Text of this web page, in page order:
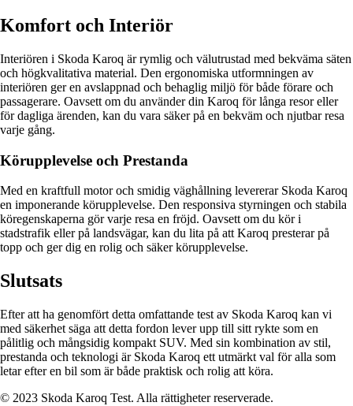
Komfort och Interiör
Interiören i Skoda Karoq är rymlig och välutrustad med bekväma säten
och högkvalitativa material. Den ergonomiska utformningen av
interiören ger en avslappnad och behaglig miljö för både förare och
passagerare. Oavsett om du använder din Karoq för långa resor eller
för dagliga ärenden, kan du vara säker på en bekväm och njutbar resa
varje gång.
Körupplevelse och Prestanda
Med en kraftfull motor och smidig väghållning levererar Skoda Karoq
en imponerande körupplevelse. Den responsiva styrningen och stabila
köregenskaperna gör varje resa en fröjd. Oavsett om du kör i
stadstrafik eller på landsvägar, kan du lita på att Karoq presterar på
topp och ger dig en rolig och säker körupplevelse.
Slutsats
Efter att ha genomfört detta omfattande test av Skoda Karoq kan vi
med säkerhet säga att detta fordon lever upp till sitt rykte som en
pålitlig och mångsidig kompakt SUV. Med sin kombination av stil,
prestanda och teknologi är Skoda Karoq ett utmärkt val för alla som
letar efter en bil som är både praktisk och rolig att köra.
© 2023 Skoda Karoq Test. Alla rättigheter reserverade.